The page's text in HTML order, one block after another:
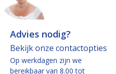
Advies nodig?
Bekijk onze contactopties
Op werkdagen zijn we
bereikbaar van 8.00 tot